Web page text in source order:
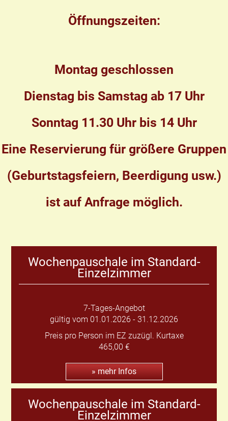
Öffnungszeiten:
Montag geschlossen
Dienstag bis Samstag ab 17 Uhr
Sonntag 11.30 Uhr bis 14 Uhr
Eine Reservierung für größere Gruppen
(Geburtstagsfeiern, Beerdigung usw.)
ist auf Anfrage möglich.
Wochenpauschale im Standard-
Einzelzimmer
7-Tages-Angebot
gültig vom 01.01.2026 - 31.12.2026
Preis pro Person im EZ zuzügl. Kurtaxe
465,00 €
» mehr Infos
Wochenpauschale im Standard-
Einzelzimmer